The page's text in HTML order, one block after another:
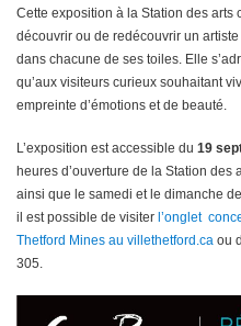
Cette exposition à la Station des
découvrir ou de redécouvrir un
dans chacune de ses toiles. Elle
qu’aux visiteurs curieux souhaitant
empreinte d’émotions et de beauté.
L’exposition est accessible du 19
heures d’ouverture de la Station
ainsi que le samedi et le dimanche
il est possible de visiter l’onglet
Thetford Mines au villethetford.ca ou
305.